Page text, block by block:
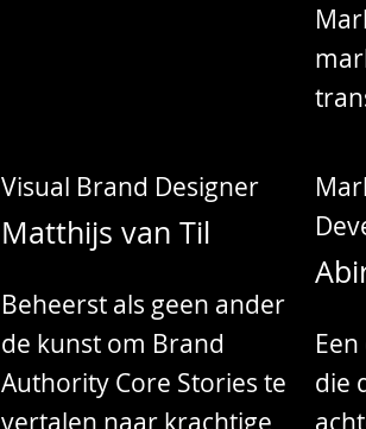
Visual Brand Designer
Matthijs van Til
Beheerst als geen ander
de kunst om Brand
Authority Core Stories te
vertalen naar krachtige
die